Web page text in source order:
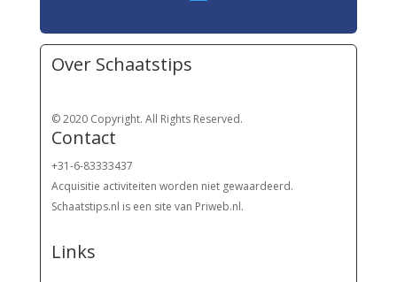
Over Schaatstips
© 2020 Copyright. All Rights Reserved.
Contact
+31-6-83333437
Acquisitie activiteiten worden niet gewaardeerd.
Schaatstips.nl is een site van Priweb.nl.
Links